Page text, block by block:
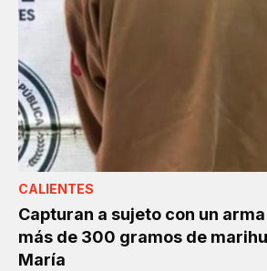
CALIENTES
Capturan a sujeto con un
más de 300 gramos de
María